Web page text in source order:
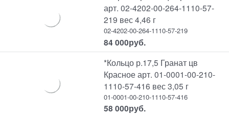
арт. 02-4202-00-264-1110-57-
219 вес 4,46 г
02-4202-00-264-1110-57-219
84 000руб.
*Кольцо р.17,5 Гранат цв
Красное арт. 01-0001-00-210-
1110-57-416 вес 3,05 г
01-0001-00-210-1110-57-416
58 000руб.